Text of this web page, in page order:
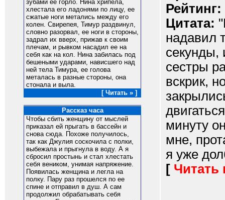
зубами ее горло. Нина хрипела,
хлестала его ладонями по лицу, ее
сжатые ноги метались между его
колен. Свирепея, Тимур раздвинул,
словно разорвал, ее ноги в стороны,
задрал их вверх, прижав к своим
плечам, и рывком насадил ее на
себя как на кол. Нина забилась под
бешеными ударами, нависшего над
ней тела Тимура, ее голова
металась в разные стороны, она
стонала и выла.
[ Читать » ]
Рассказ часа
Чтобы сбить женщину от мыслей
приказал ей прыгать в бассейн и
снова сюда. Похоже получилось,
так как Джулия соскочила с полки,
выбежала и прыгнула в воду. А я
сбросил простынь и стал хлестать
себя веником, унимая напряжение.
Появилась женщина и легла на
полку. Пару раз прошелся по ее
спине и отправил в душ. А сам
продолжил обрабатывать себя
Рейтинг:
Цитата:
надавил
секунды,
сестры
вскрик,
минуту
мне,
я уже
[ Читать